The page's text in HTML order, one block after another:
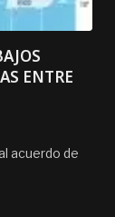
ENTRE
acuerdo de